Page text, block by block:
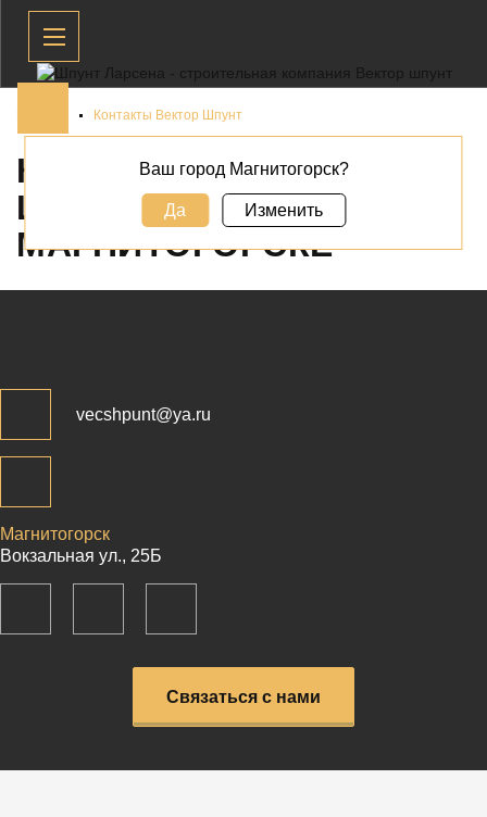
Контакты Вектор Шпунт
КОНТАКТЫ ВЕКТОР
ШПУНТ В
МАГНИТОГОРСКЕ
vecshpunt@ya.ru
Магнитогорск
Вокзальная ул., 25Б
Связаться с нами
Ваш город Магнитогорск?
Да Изменить